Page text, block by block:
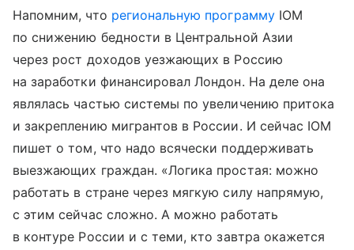
Напомним, что региональную программуIOM
по снижению бедности в Центральной Азии
через рост доходов уезжающих в Россию
на заработки финансировал Лондон. На деле она
являлась частью системы по увеличению притока
и закреплению мигрантов в России. И сейчас IOM
пишет о том, что надо всячески поддерживать
выезжающих граждан. «Логика простая: можно
работать в стране через мягкую силу напрямую,
с этим сейчас сложно. А можно работать
в контуре России и с теми, кто завтра окажется